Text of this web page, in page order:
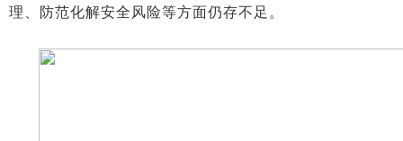
理、防范化解安全风险等方面仍存不足。